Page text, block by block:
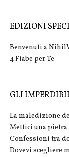
EDIZIONI
Benvenuti a
4 Fiabe per Te
GLI
La maledizione
Mettici una pietra
Confessioni tra
Dovevi scegliere